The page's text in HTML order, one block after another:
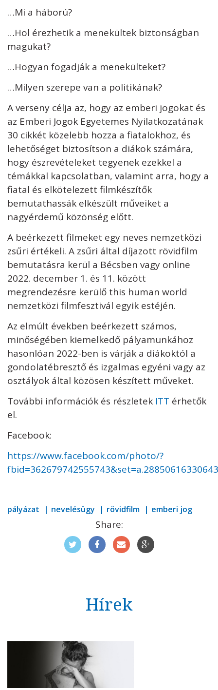
…Mi a háború?
…Hol érezhetik a menekültek biztonságban
magukat?
…Hogyan fogadják a menekülteket?
…Milyen szerepe van a politikának?
A verseny célja az, hogy az emberi jogokat és
az Emberi Jogok Egyetemes Nyilatkozatának
30 cikkét közelebb hozza a fiatalokhoz, és
lehetőséget biztosítson a diákok számára,
hogy észrevételeket tegyenek ezekkel a
témákkal kapcsolatban, valamint arra, hogy a
fiatal és elkötelezett filmkészítők
bemutathassák elkészült műveiket a
nagyérdemű közönség előtt.
A beérkezett filmeket egy neves nemzetközi
zsűri értékeli. A zsűri által díjazott rövidfilm
bemutatásra kerül a Bécsben vagy online
2022. december 1. és 11. között
megrendezésre kerülő this human world
nemzetközi filmfesztivál egyik estéjén.
Az elmúlt években beérkezett számos,
minőségében kiemelkedő pályamunkához
hasonlóan 2022-ben is várják a diákoktól a
gondolatébresztő és izgalmas egyéni vagy az
osztályok által közösen készített műveket.
További információk és részletek ITT érhetők
el.
Facebook:
https://www.facebook.com/photo/?
pályázat nevelésügy rövidfilm emberi jog
Share:
Hírek